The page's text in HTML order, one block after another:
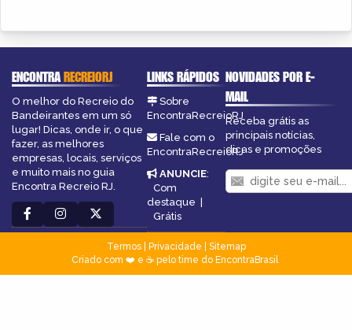
ENCONTRARECREIORJ
O melhor do Recreio do
Bandeirantes em um só
lugar! Dicas, onde ir, o que
fazer, as melhores
empresas, locais, serviços
e muito mais no guia
Encontra Recreio RJ.
LINKS RÁPIDOS
Sobre
EncontraRecreioRJ
Fale com o
EncontraRecreioRJ
ANUNCIE:
Com
destaque |
Grátis
NOVIDADES POR E-
MAIL
Receba grátis as
principais notícias,
dicas e promoções
Termos| Privacidade
Sitemap
Criado com ❤️ e ☕ pelo time do EncontraBrasil